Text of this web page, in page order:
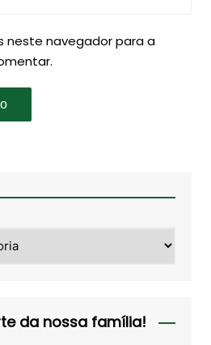
neste navegador para a
da nossa família!